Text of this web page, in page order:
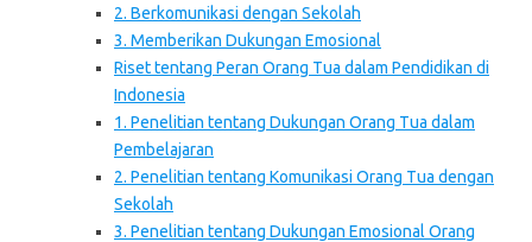
2. Berkomunikasi dengan Sekolah
3. Memberikan Dukungan Emosional
Riset tentang Peran Orang Tua dalam Pendidikan di
Indonesia
1. Penelitian tentang Dukungan Orang Tua dalam
Pembelajaran
2. Penelitian tentang Komunikasi Orang Tua dengan
Sekolah
3. Penelitian tentang Dukungan Emosional Orang